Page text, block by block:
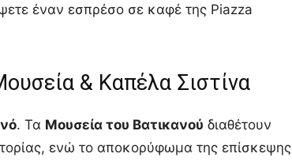
έναν εσπρέσο σε καφέ της Piazza
& Καπέλα Σιστίνα
. Τα Μουσεία του Βατικανού διαθέτουν
ενώ το αποκορύφωμα της επίσκεψης